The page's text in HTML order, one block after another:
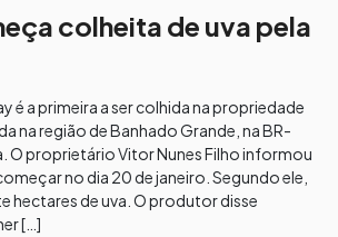
colheita de uva pela
é a primeira a ser colhida na propriedade
na região de Banhado Grande, na BR-
O proprietário Vitor Nunes Filho informou
no dia 20 de janeiro. Segundo ele,
hectares de uva. O produtor disse
[…]